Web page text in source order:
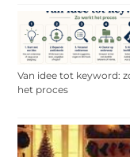
Van idee tot keyword:
het proces